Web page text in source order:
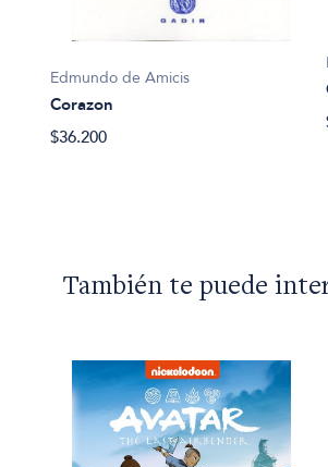
Edmundo de Amicis
Corazon
$36.200
También te puede